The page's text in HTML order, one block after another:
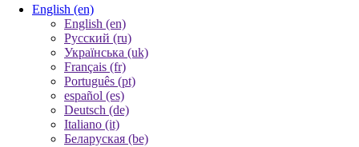
English (en)
English (en)
Русский (ru)
Українська (uk)
Français (fr)
Português (pt)
español (es)
Deutsch (de)
Italiano (it)
Беларуская (be)